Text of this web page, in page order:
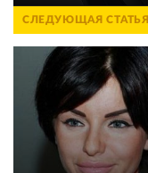
СЛЕДУЮЩАЯ СТАТЬЯ